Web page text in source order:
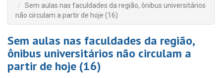
Sem aulas nas faculdades da região, ônibus universitários
não circulam a partir de hoje (16)
Sem aulas nas faculdades da região,
ônibus universitários não circulam a
partir de hoje (16)